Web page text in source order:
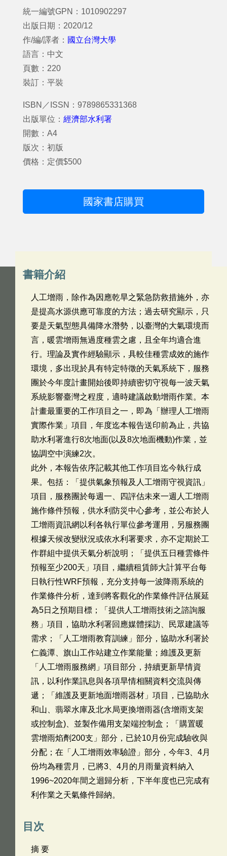
統一編號GPN：1010902297
出版日期：2020/12
作/編/譯者： 國立台灣大學
語言：中文
頁數：220
裝訂：平裝
ISBN／ISSN：9789865331368
出版單位： 經濟部水利署
開數：A4
版次：初版
價格：定價$500
國家書店購買
書籍介紹
人工增雨，除作為因應乾旱之緊急防救措施外，亦
是提高水源供應可靠度的方法；過去研究顯示，只
要是天氣型態具備降水潛勢，以臺灣的大氣環境而
言，暖雲增雨無過度種雲之慮，且全年均適合進
行。理論及實作經驗顯示，具較佳種雲成效的施作
環境，多出現於具有特定特徵的天氣系統下，服務
團於今年度計畫開始後即持續密切守視每一波天氣
系統影響臺灣之程度，適時建議啟動增雨作業。本
計畫最重要的工作項目之一，即為「辦理人工增雨
實際作業」項目，年度迄本報告送印前為止，共協
助水利署進行8次地面(以及8次地面機動)作業，並
協調空中演練2次。
此外，本報告依序記載其他工作項目迄今執行成
果。包括：「提供氣象預報及人工增雨守視資訊」
項目，服務團於每週一、四評估未來一週人工增雨
施作條件預報，供水利防災中心參考，並公布於人
工增雨資訊網以利各執行單位參考運用，另服務團
根據天候改變狀況或依水利署要求，亦不定期於工
作群組中提供天氣分析說明；「提供五日種雲條件
預報至少200天」項目，繼續租賃師大計算平台每
日執行性WRF預報，充分支持每一波降雨系統的
作業條件分析，達到將客觀化的作業條件評估展延
為5日之預期目標；「提供人工增雨技術之諮詢服
務」項目，協助水利署回應媒體採訪、民眾建議等
需求；「人工增雨教育訓練」部分，協助水利署於
仁義潭、旗山工作站建立作業能量；維護及更新
「人工增雨服務網」項目部分，持續更新旱情資
訊，以利作業訊息與各項旱情相關資料交流與傳
遞；「維護及更新地面增雨器材」項目，已協助永
和山、翡翠水庫及北水局更換增雨器(含增雨支架
或控制盒)、並製作備用支架端控制盒；「購置暖
雲增雨焰劑200支」部分，已於10月份完成驗收與
分配；在「人工增雨效率驗證」部分，今年3、4月
份均為種雲月，已將3、4月的月雨量資料納入
1996~2020年間之迴歸分析，下半年度也已完成有
利作業之天氣條件歸納。
目次
摘 要